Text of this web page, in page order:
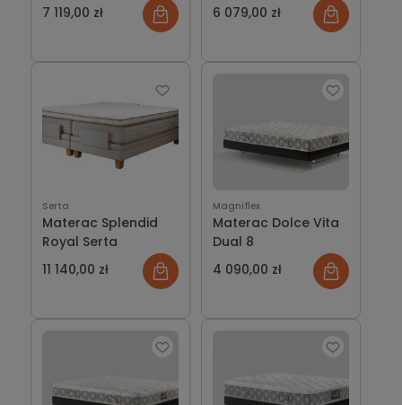
7 119,00 zł 6 079,00 zł
Serta
Materac Splendid
Royal Serta
11 140,00 zł
Magniflex
Materac Dolce Vita
Dual 8
4 090,00 zł